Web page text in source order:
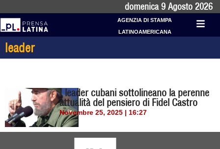
domenica 9 Agosto 2026
AGENZIA DI STAMPA
LATINOAMERICANA
leader
I leader cubani sottolineano la perenne
attualità del pensiero di Fidel Castro
Novembre 25, 2025 | 16:27